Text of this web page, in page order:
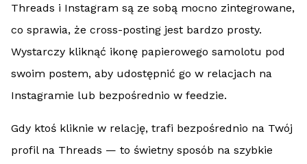
Threads i Instagram są ze sobą mocno zintegrowane,
co sprawia, że cross-posting jest bardzo prosty.
Wystarczy kliknąć ikonę papierowego samolotu pod
swoim postem, aby udostępnić go w relacjach na
Instagramie lub bezpośrednio w feedzie.
Gdy ktoś kliknie w relację, trafi bezpośrednio na Twój
profil na Threads — to świetny sposób na szybkie